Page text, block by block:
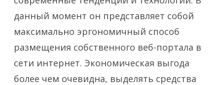
данный момент он представляет собой
максимально эргономичный способ
размещения собственного веб-портала в
сети интернет. Экономическая выгода
более чем очевидна, выделять средства